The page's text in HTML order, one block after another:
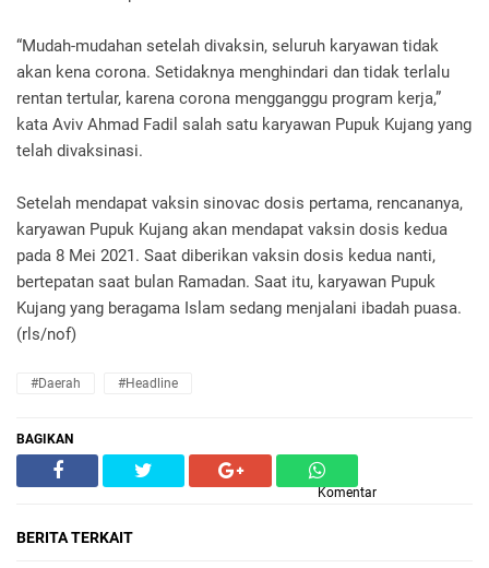
“Mudah-mudahan setelah divaksin, seluruh karyawan tidak
akan kena corona. Setidaknya menghindari dan tidak terlalu
rentan tertular, karena corona mengganggu program kerja,”
kata Aviv Ahmad Fadil salah satu karyawan Pupuk Kujang yang
telah divaksinasi.
Setelah mendapat vaksin sinovac dosis pertama, rencananya,
karyawan Pupuk Kujang akan mendapat vaksin dosis kedua
pada 8 Mei 2021. Saat diberikan vaksin dosis kedua nanti,
bertepatan saat bulan Ramadan. Saat itu, karyawan Pupuk
Kujang yang beragama Islam sedang menjalani ibadah puasa.
(rls/nof)
#daerah #headline
BAGIKAN
Komentar
BERITA TERKAIT